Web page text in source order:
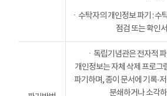
ㆍ수탁자의 개인정보 파기 :
점검 또는 확인
ㆍ독립기념관은 전자적
개인정보는 자체 삭제 프로그
파기하며, 종이 문서에 기록·
분쇄하거나 소각